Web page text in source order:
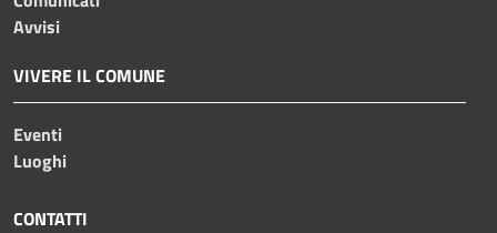
Avvisi
VIVERE IL COMUNE
Eventi
Luoghi
CONTATTI